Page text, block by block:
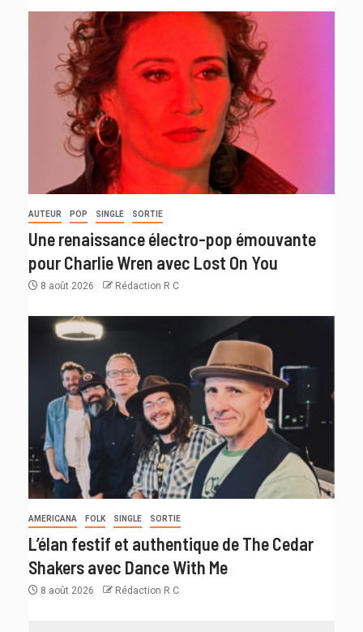
AUTEUR POP SINGLE SORTIE
Une renaissance électro-pop émouvante
pour Charlie Wren avec Lost On You
8 août 2026 Rédaction R C
AMERICANA FOLK SINGLE SORTIE
L’élan festif et authentique de The Cedar
Shakers avec Dance With Me
8 août 2026 Rédaction R C